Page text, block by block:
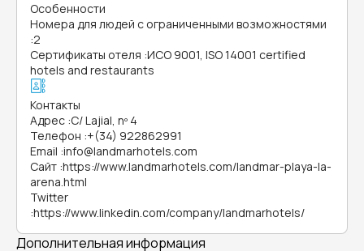
Особенности
Номера для людей с ограниченными возможностями
:2
Сертификаты отеля :ИСО 9001, ISO 14001 certified
hotels and restaurants
Контакты
Адрес :C/ Lajial, nº 4
Телефон :+(34) 922862991
Email :info@landmarhotels.com
Сайт :https://www.landmarhotels.com/landmar-playa-la-
arena.html
Twitter
:https://www.linkedin.com/company/landmarhotels/
Дополнительная информация